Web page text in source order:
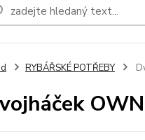
RYBÁŘSKÉ POTŘEBY